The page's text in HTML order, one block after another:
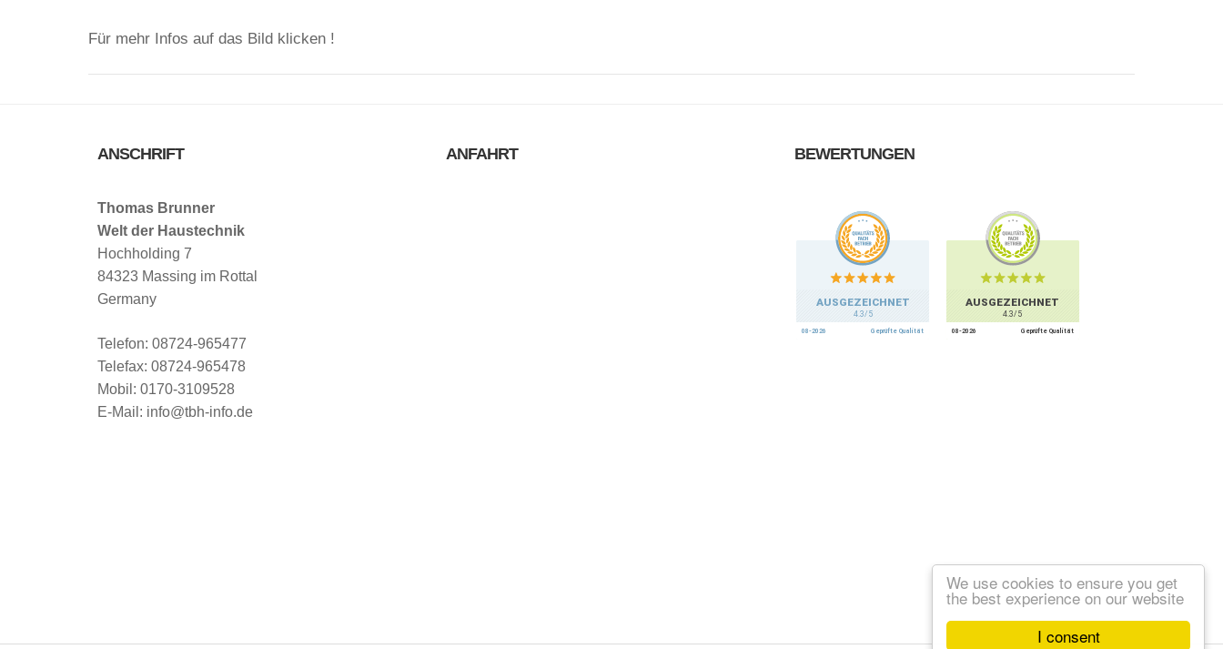
I consent
We use cookies to ensure you get
the best experience on our website
Für mehr Infos auf das Bild klicken !
ANSCHRIFT
Thomas Brunner
Welt der Haustechnik
Hochholding 7
84323 Massing im Rottal
Germany
Telefon: 08724-965477
Telefax: 08724-965478
Mobil: 0170-3109528
E-Mail: info@tbh-info.de
ANFAHRT BEWERTUNGEN